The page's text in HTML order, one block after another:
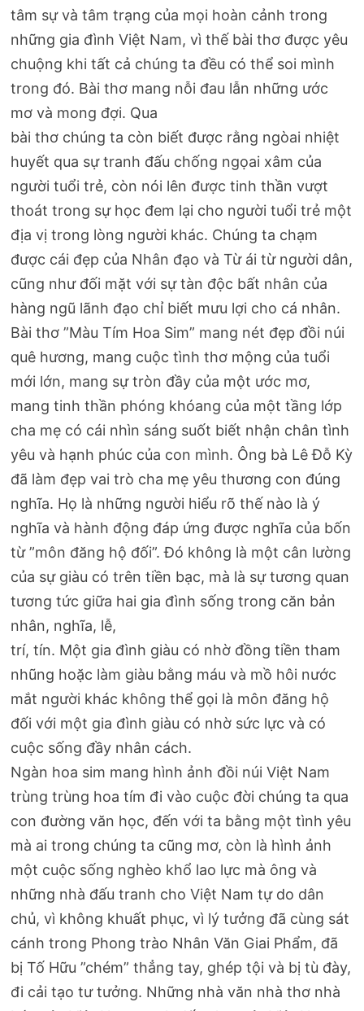
tâm sự và tâm trạng của mọi hoàn cảnh trong
những gia đình Việt Nam, vì thế bài thơ được yêu
chuộng khi tất cả chúng ta đều có thể soi mình
trong đó. Bài thơ mang nỗi đau lẫn những ước
mơ và mong đợi. Qua
bài thơ chúng ta còn biết được rằng ngòai nhiệt
huyết qua sự tranh đấu chống ngọai xâm của
người tuổi trẻ, còn nói lên được tinh thần vượt
thoát trong sự học đem lại cho người tuổi trẻ một
địa vị trong lòng người khác. Chúng ta chạm
được cái đẹp của Nhân đạo và Từ ái từ người dân,
cũng như đối mặt với sự tàn độc bất nhân của
hàng ngũ lãnh đạo chỉ biết mưu lợi cho cá nhân.
Bài thơ ”Màu Tím Hoa Sim” mang nét đẹp đồi núi
quê hương, mang cuộc tình thơ mộng của tuổi
mới lớn, mang sự tròn đầy của một ước mơ,
mang tinh thần phóng khóang của một tầng lớp
cha mẹ có cái nhìn sáng suốt biết nhận chân tình
yêu và hạnh phúc của con mình. Ông bà Lê Đỗ Kỳ
đã làm đẹp vai trò cha mẹ yêu thương con đúng
nghĩa. Họ là những người hiểu rõ thế nào là ý
nghĩa và hành động đáp ứng được nghĩa của bốn
từ ”môn đăng hộ đối”. Đó không là một cân lường
của sự giàu có trên tiền bạc, mà là sự tương quan
tương tức giữa hai gia đình sống trong căn bản
nhân, nghĩa, lễ,
trí, tín. Một gia đình giàu có nhờ đồng tiền tham
nhũng hoặc làm giàu bằng máu và mồ hôi nước
mắt người khác không thể gọi là môn đăng hộ
đối với một gia đình giàu có nhờ sức lực và có
cuộc sống đầy nhân cách.
Ngàn hoa sim mang hình ảnh đồi núi Việt Nam
trùng trùng hoa tím đi vào cuộc đời chúng ta qua
con đường văn học, đến với ta bằng một tình yêu
mà ai trong chúng ta cũng mơ, còn là hình ảnh
một cuộc sống nghèo khổ lao lực mà ông và
những nhà đấu tranh cho Việt Nam tự do dân
chủ, vì không khuất phục, vì lý tưởng đã cùng sát
cánh trong Phong trào Nhân Văn Giai Phẩm, đã
bị Tố Hữu ”chém” thẳng tay, ghép tội và bị tù đày,
đi cải tạo tư tưởng. Những nhà văn nhà thơ nhà